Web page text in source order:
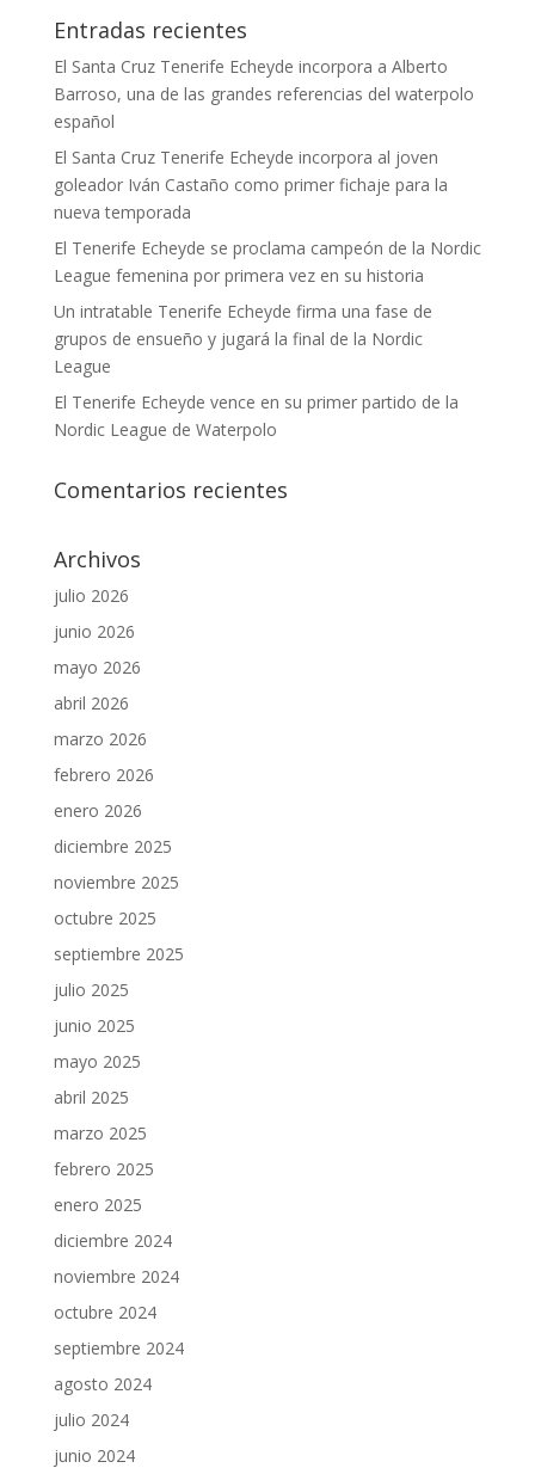
Entradas recientes
El Santa Cruz Tenerife Echeyde incorpora a Alberto
Barroso, una de las grandes referencias del waterpolo
español
El Santa Cruz Tenerife Echeyde incorpora al joven
goleador Iván Castaño como primer fichaje para la
nueva temporada
El Tenerife Echeyde se proclama campeón de la Nordic
League femenina por primera vez en su historia
Un intratable Tenerife Echeyde firma una fase de
grupos de ensueño y jugará la final de la Nordic
League
El Tenerife Echeyde vence en su primer partido de la
Nordic League de Waterpolo
Comentarios recientes
Archivos
julio 2026
junio 2026
mayo 2026
abril 2026
marzo 2026
febrero 2026
enero 2026
diciembre 2025
noviembre 2025
octubre 2025
septiembre 2025
julio 2025
junio 2025
mayo 2025
abril 2025
marzo 2025
febrero 2025
enero 2025
diciembre 2024
noviembre 2024
octubre 2024
septiembre 2024
agosto 2024
julio 2024
junio 2024